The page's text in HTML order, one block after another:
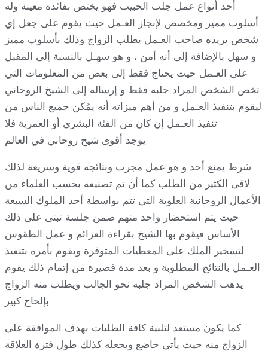
أحد أنواع عمل جلب الحبيب فهو يختص بفائدة معينة وله
أسلوب مميز ومخصص لإنجاز العـمل حيث يقوم على جعل إي
شخص يريده صاحب العـمل يطلب الزواج وذلك بأسلوب مميز
و سهل بالإضافة إلى أنه أمن ، و هو سهـل بالنسبة إلى المقبل
على العـمل حيث يحتاج فقط إلى بعض من المعلومات التي
تخص الشخص المراد جلبه فقط و إرساله إلى الشيخ الروحاني
ليقوم بتنفيذ العـمل و من أهم ميزاته أنه يمُكن جميع الناس من
تنفيذ العـمل إن كان من الفئة البشري أو العمرية فلا
يوجد أقوى شيخ روحاني في العالم
شرط يمنع أحد و هو عمل مجرب ونتائجه قوية وسريعة لذلك
لاقى الكثير من الطلب كما أن تم تصنيفه بحسب العلماء من
الأعمال الروحانية العلوية التي تتم بواسطة أحد الملوك السبعة
حيث يتم استحضار واحد منهم ضمن جلسة تبنى على ذلك
الأساس فيقوم بها الشيخ بقراءة العزائم و عمل الطقوس
لتسخير الملك على المعطيات المتوفرة ويقوم بأمره بتنفيذ
العـمل بالنتائج المطلوبة و بعد مدة قصيرة من إتمام ذلك يقوم
يذهب الشخص المراد جلبه نحو الجالب ويطلب منه الزواج
بإلحاح كبير
كما يكون مستعد لتلبية كافة الطلبات بهدف الموافقة على
الزواج منه حيث يأتي خاضع ويجعله كذلك طول فترة العلاقة